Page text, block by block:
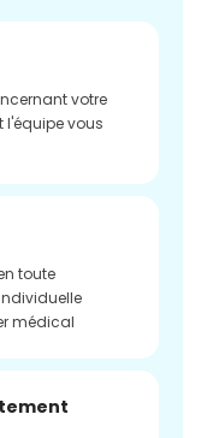
votre
l'équipe vous
toute
médical